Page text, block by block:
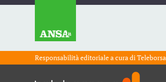
Responsabilità editoriale a cura diTeleborsa